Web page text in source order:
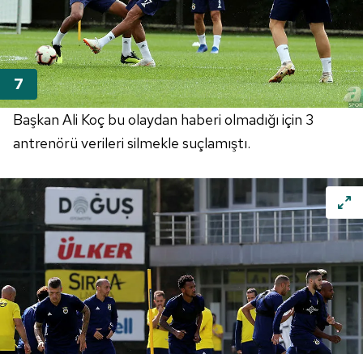
Metnimiziziyaret edebilirsiniz.
6698 sayılı Kişisel Verilerin Korunması Kanunu uyarınca
hazırlanmış Aydınlatma Metnimizi okumak ve sitemizde
ilgili mevzuata uygun olarak kullanılan çerezlerle ilgili bilgi
almak için lütfentıklayınız.
Başkan Ali Koç bu olaydan haberi olmadığı için 3
antrenörü verileri silmekle suçlamıştı.